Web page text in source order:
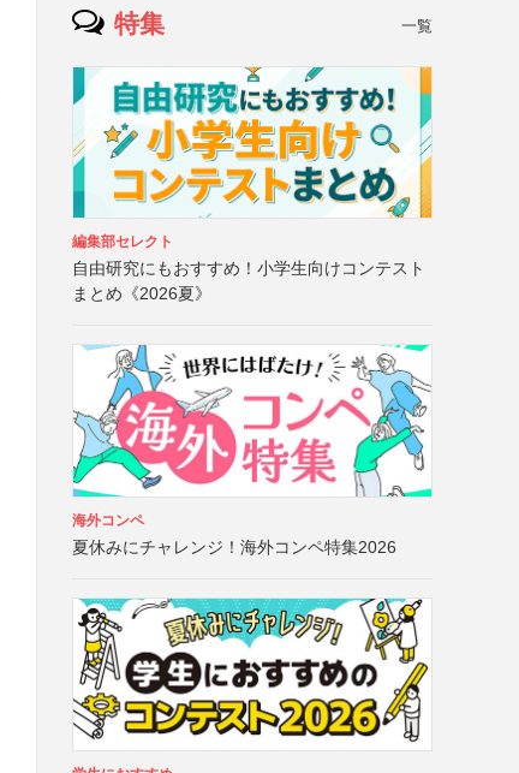
特集 一覧
編集部セレクト
自由研究にもおすすめ！小学生向けコンテスト
まとめ《2026夏》
海外コンペ
夏休みにチャレンジ！海外コンペ特集2026